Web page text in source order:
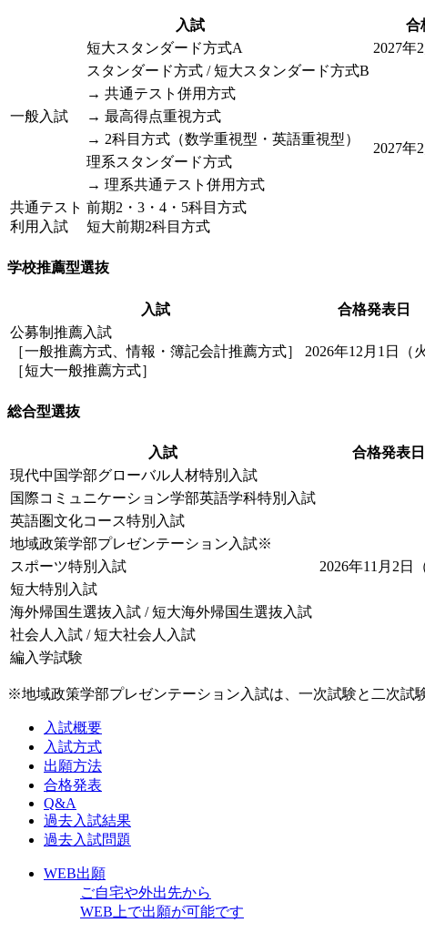
入試 合
一般入試
短大スタンダード方式A
2027年
スタンダード方式 / 短大スタンダード方式B
2027年
→ 共通テスト併用方式
→ 最高得点重視方式
→ 2科目方式（数学重視型・英語重視型）
理系スタンダード方式
→ 理系共通テスト併用方式
共通テスト
利用入試
前期2・3・4・5科目方式
短大前期2科目方式
学校推薦型選抜
入試
合格発表日
公募制推薦入試
［一般推薦方式、情報・簿記会計推薦方式］
［短大一般推薦方式］
2026年12月1日（火
総合型選抜
入試
合格発表日
現代中国学部グローバル人材特別入試
2026年11月2日
国際コミュニケーション学部英語学科特別入試
英語圏文化コース特別入試
地域政策学部プレゼンテーション入試※
スポーツ特別入試
短大特別入試
海外帰国生選抜入試 / 短大海外帰国生選抜入試
社会人入試 / 短大社会人入試
編入学試験
※地域政策学部プレゼンテーション入試は、一次試験と二次試
入試概要
入試方式
出願方法
合格発表
Q&A
過去入試結果
過去入試問題
WEB出願
ご自宅や外出先から
WEB上で出願が可能です